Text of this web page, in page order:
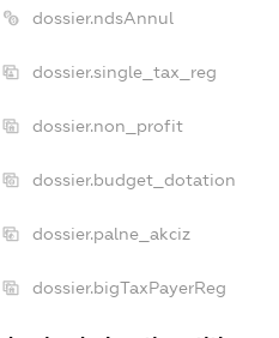
dossier.ndsAnnul
dossier.single_tax_reg
dossier.non_profit
dossier.budget_dotation
dossier.palne_akciz
dossier.bigTaxPayerReg